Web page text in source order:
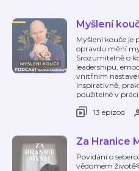
Myšlení
Myšlení kouče je
opravdu mění
Srozumitelně o
leadershipu,
vnitřním
Inspirativně,
použitelné v
13 epizod
Za Hranice
Povídání o
vědomém